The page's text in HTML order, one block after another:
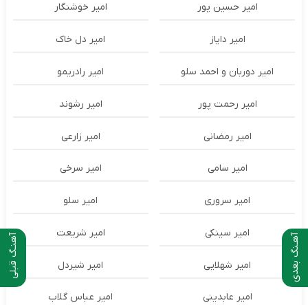
آهنـگ قبلی آهـنگ بعدی
امیر حسین پور امیر خوشنگار
امیر دایاز امیر دل خاک
امیر دوربان و احمد سلو امیر رادریمو
امیر رحمت پور امیر رشوند
امیر رمضانی امیر زارعی
امیر سامی امیر سرخی
امیر سروری امیر سلو
امیر سینکی امیر شریعت
امیر شهلایی امیر شیردل
امیر عابدینی امیر عباس گلاب